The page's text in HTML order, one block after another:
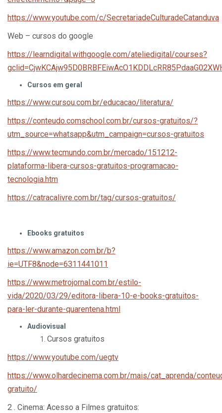
https://www.youtube.com/c/SecretariadeCulturadeCatanduva
Web – cursos do google
https://learndigital.withgoogle.com/ateliedigital/courses?
Cursos em geral
https://www.cursou.com.br/educacao/literatura/
https://conteudo.comschool.com.br/cursos-gratuitos/?
utm_source=whatsapp&utm_campaign=cursos-gratuitos
https://www.tecmundo.com.br/mercado/151212-
plataforma-libera-cursos-gratuitos-programacao-
tecnologia.htm
https://catracalivre.com.br/tag/cursos-gratuitos/
Ebooks gratuitos
https://www.amazon.com.br/b?
ie=UTF8&node=6311441011
https://www.metrojornal.com.br/estilo-
vida/2020/03/29/editora-libera-10-e-books-gratuitos-
para-ler-durante-quarentena.html
Audiovisual
Cursos gratuitos
https://www.youtube.com/uegtv
https://www.olhardecinema.com.br/mais/cat_aprenda/
gratuito/
2 . Cinema: Acesso a Filmes gratuitos: